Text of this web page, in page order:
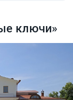
ключи»